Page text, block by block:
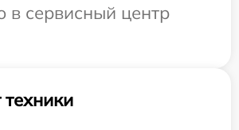
в сервисный центр